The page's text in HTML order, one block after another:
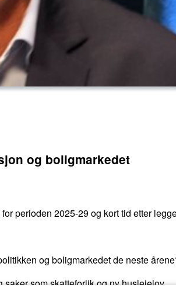
og boligmarkedet
perioden 2025-29 og kort tid etter
og boligmarkedet de neste
som skatteforlik og ny husleielov.